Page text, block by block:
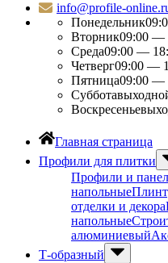
info@profile-
Понедельник
Вторник09:00 —
Среда09:00 —
Четверг09:00 —
Пятница09:00 —
Суббота
Воскресенье
Главная страница
Профили для плитки
Профили и
напольные
отделки и декора
напольные
алюминиевый
Т-образный